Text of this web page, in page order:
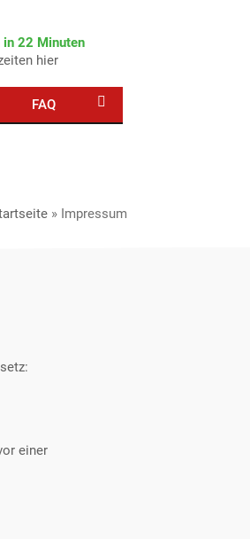
22 Minuten
hier
FAQ
» Impressum
einer